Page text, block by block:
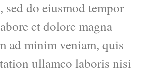
do eiusmod tempor
et dolore magna
ad minim veniam, quis
ullamco laboris nisi